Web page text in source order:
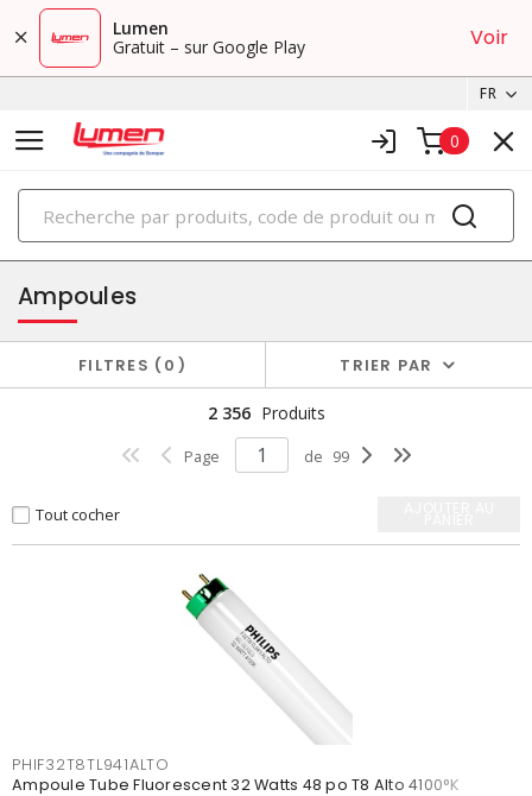
Lumen
Gratuit – sur Google Play
Voir
FR
0
PRODUITS
éclairage
Ampoules
FILTRES 0 TRIER PAR
2 356 Produits
Page de 99
Tout cocher
PHIF32T8TL941ALTO
Ampoule Tube Fluorescent 32 Watts 48 po T8 Alto 4100°K